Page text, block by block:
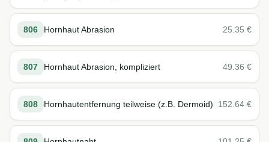
806 Hornhaut Abrasion 25.35 €
807 Hornhaut Abrasion, kompliziert 49.36 €
808 Hornhautentfernung teilweise (z.B. Dermoid) 152.64 €